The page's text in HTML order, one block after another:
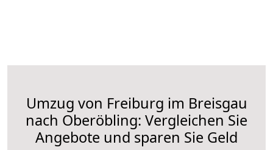
Umzug von Freiburg im Breisgau
nach Oberöbling: Vergleichen Sie
Angebote und sparen Sie Geld